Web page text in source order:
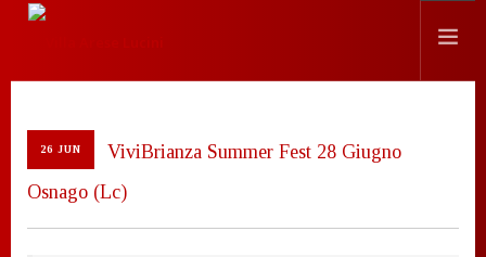
LOCATION
EVENTS
26 JUN
ViviBrianza Summer Fest 28 Giugno
Osnago (Lc)